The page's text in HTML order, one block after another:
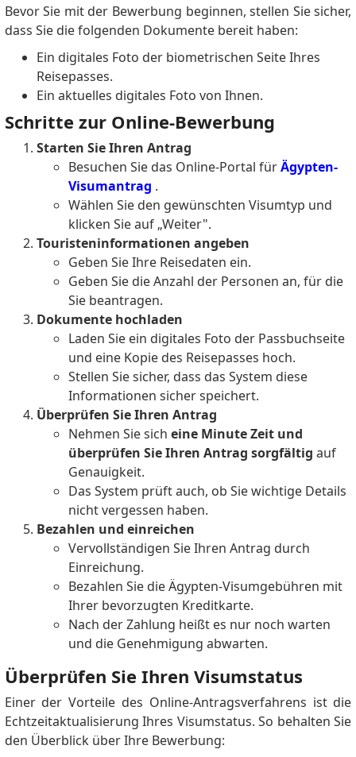
Bevor Sie mit der Bewerbung beginnen, stellen Sie sicher,
dass Sie die folgenden Dokumente bereit haben:
Ein digitales Foto der biometrischen Seite Ihres
Reisepasses.
Ein aktuelles digitales Foto von Ihnen.
Schritte zur Online-Bewerbung
Starten Sie Ihren Antrag
Besuchen Sie das Online-Portal fürÄgypten-
Visumantrag .
Wählen Sie den gewünschten Visumtyp und
klicken Sie auf „Weiter".
Touristeninformationen angeben
Geben Sie Ihre Reisedaten ein.
Geben Sie die Anzahl der Personen an, für die
Sie beantragen.
Dokumente hochladen
Laden Sie ein digitales Foto der Passbuchseite
und eine Kopie des Reisepasses hoch.
Stellen Sie sicher, dass das System diese
Informationen sicher speichert.
Überprüfen Sie Ihren Antrag
Nehmen Sie sich eine Minute Zeit und
überprüfen Sie Ihren Antrag sorgfältig auf
Genauigkeit.
Das System prüft auch, ob Sie wichtige Details
nicht vergessen haben.
Bezahlen und einreichen
Vervollständigen Sie Ihren Antrag durch
Einreichung.
Bezahlen Sie die Ägypten-Visumgebühren mit
Ihrer bevorzugten Kreditkarte.
Nach der Zahlung heißt es nur noch warten
und die Genehmigung abwarten.
Überprüfen Sie Ihren Visumstatus
Einer der Vorteile des Online-Antragsverfahrens ist die
Echtzeitaktualisierung Ihres Visumstatus.So behalten Sie
den Überblick über Ihre Bewerbung: